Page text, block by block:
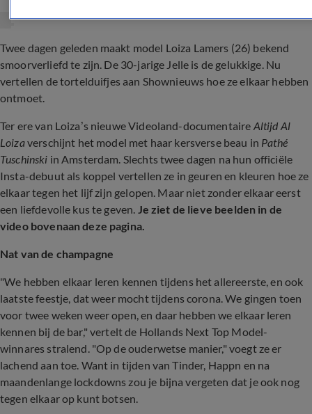
Twee dagen geleden maakt model Loiza Lamers (26) bekend
smoorverliefd te zijn. De 30-jarige Jelle is de gelukkige. Nu
vertellen de tortelduifjes aan Shownieuws hoe ze elkaar hebben
ontmoet.
Ter ere van Loiza’s nieuwe Videoland-documentaire Altijd Al
Loizaverschijnt het model met haar kersverse beau in Pathé
Tuschinski in Amsterdam. Slechts twee dagen na hun officiële
Insta-debuut als koppel vertellen ze in geuren en kleuren hoe ze
elkaar tegen het lijf zijn gelopen. Maar niet zonder elkaar eerst
een liefdevolle kus te geven. Je ziet de lieve beelden in de
video bovenaan deze pagina.
Nat van de champagne
"We hebben elkaar leren kennen tijdens het allereerste, en ook
laatste feestje, dat weer mocht tijdens corona. We gingen toen
voor twee weken weer open, en daar hebben we elkaar leren
kennen bij de bar," vertelt de Hollands Next Top Model-
winnares stralend. "Op de ouderwetse manier," voegt ze er
lachend aan toe. Want in tijden van Tinder, Happn en na
maandenlange lockdowns zou je bijna vergeten dat je ook nog
tegen elkaar op kunt botsen.